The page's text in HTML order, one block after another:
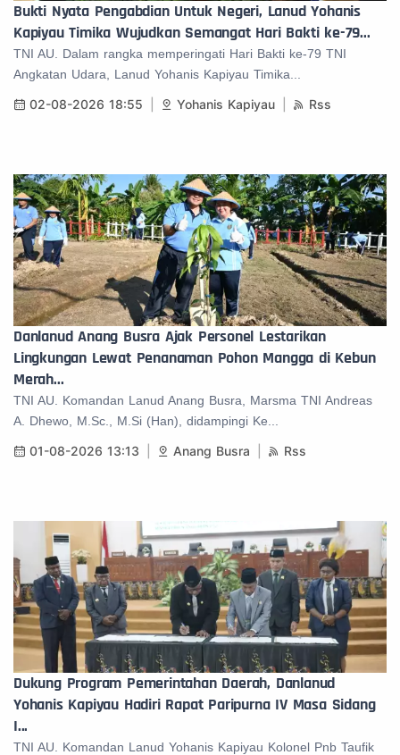
Bukti Nyata Pengabdian Untuk Negeri, Lanud Yohanis
Kapiyau Timika Wujudkan Semangat Hari Bakti ke-79...
TNI AU. Dalam rangka memperingati Hari Bakti ke-79 TNI
Angkatan Udara, Lanud Yohanis Kapiyau Timika...
02-08-2026 18:55 Yohanis Kapiyau Rss
Danlanud Anang Busra Ajak Personel Lestarikan
Lingkungan Lewat Penanaman Pohon Mangga di Kebun
Merah...
TNI AU. Komandan Lanud Anang Busra, Marsma TNI Andreas
A. Dhewo, M.Sc., M.Si (Han), didampingi Ke...
01-08-2026 13:13 Anang Busra Rss
Dukung Program Pemerintahan Daerah, Danlanud
Yohanis Kapiyau Hadiri Rapat Paripurna IV Masa Sidang
I...
TNI AU. Komandan Lanud Yohanis Kapiyau Kolonel Pnb Taufik